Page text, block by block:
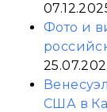
Фото и
США в